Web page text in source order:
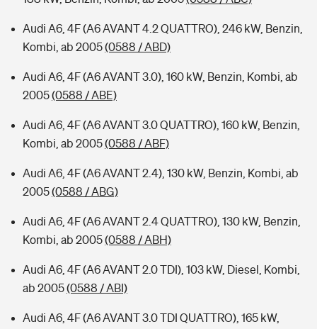
Audi A6, 4F (A6 AVANT 4.2 QUATTRO), 246 kW, Benzin,
Kombi, ab 2005(0588 / ABD)
Audi A6, 4F (A6 AVANT 3.0), 160 kW, Benzin, Kombi, ab
2005(0588 / ABE)
Audi A6, 4F (A6 AVANT 3.0 QUATTRO), 160 kW, Benzin,
Kombi, ab 2005(0588 / ABF)
Audi A6, 4F (A6 AVANT 2.4), 130 kW, Benzin, Kombi, ab
2005(0588 / ABG)
Audi A6, 4F (A6 AVANT 2.4 QUATTRO), 130 kW, Benzin,
Kombi, ab 2005(0588 / ABH)
Audi A6, 4F (A6 AVANT 2.0 TDI), 103 kW, Diesel, Kombi,
ab 2005(0588 / ABI)
Audi A6, 4F (A6 AVANT 3.0 TDI QUATTRO), 165 kW,